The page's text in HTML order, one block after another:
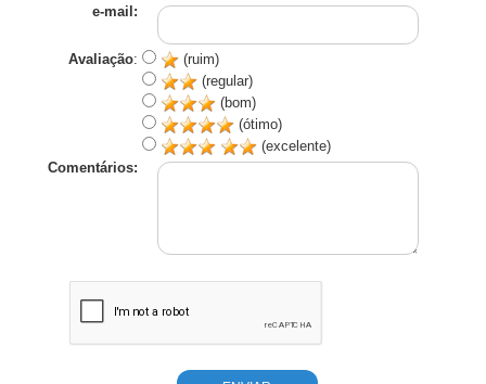
e-mail:
Avaliação:
(ruim)
(regular)
(bom)
(ótimo)
(excelente)
Comentários: